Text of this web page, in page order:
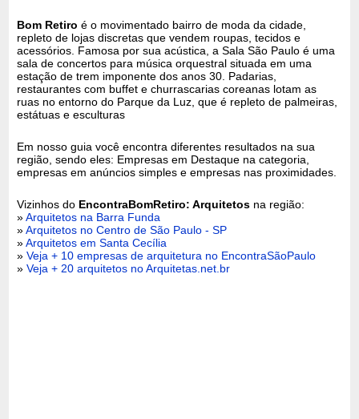
Bom Retiro é o movimentado bairro de moda da cidade,
repleto de lojas discretas que vendem roupas, tecidos e
acessórios. Famosa por sua acústica, a Sala São Paulo é uma
sala de concertos para música orquestral situada em uma
estação de trem imponente dos anos 30. Padarias,
restaurantes com buffet e churrascarias coreanas lotam as
ruas no entorno do Parque da Luz, que é repleto de palmeiras,
estátuas e esculturas
Em nosso guia você encontra diferentes resultados na sua
região, sendo eles: Empresas em Destaque na categoria,
empresas em anúncios simples e empresas nas proximidades.
Vizinhos do EncontraBomRetiro: Arquitetos na região:
»Arquitetos na Barra Funda
»Arquitetos no Centro de São Paulo - SP
»Arquitetos em Santa Cecília
»Veja + 10 empresas de arquitetura no EncontraSãoPaulo
»Veja + 20 arquitetos no Arquitetas.net.br